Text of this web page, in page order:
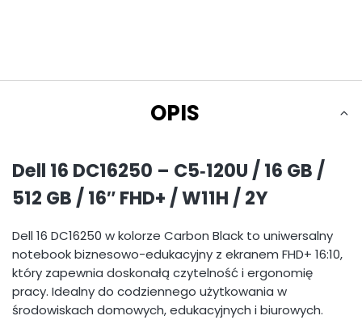
OPIS
Dell 16 DC16250 – C5‑120U / 16 GB /
512 GB / 16″ FHD+ / W11H / 2Y
Dell 16 DC16250 w kolorze Carbon Black to uniwersalny
notebook biznesowo-edukacyjny z ekranem FHD+ 16:10,
który zapewnia doskonałą czytelność i ergonomię
pracy. Idealny do codziennego użytkowania w
środowiskach domowych, edukacyjnych i biurowych.